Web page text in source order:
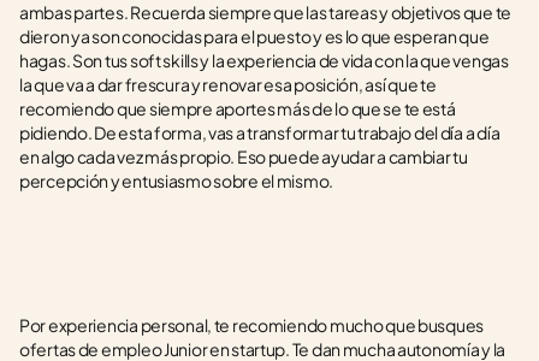
ambas partes. Recuerda siempre que las tareas y objetivos que te
dieron ya son conocidas para el puesto y es lo que esperan que
hagas. Son tus soft skills y la experiencia de vida con la que vengas
la que va a dar frescura y renovar esa posición, así que te
recomiendo que siempre aportes más de lo que se te está
pidiendo. De esta forma, vas a transformar tu trabajo del día a día
en algo cada vez más propio. Eso puede ayudar a cambiar tu
percepción y entusiasmo sobre el mismo.
Por experiencia personal, te recomiendo mucho que busques
ofertas de empleo Junior en startup. Te dan mucha autonomía y la